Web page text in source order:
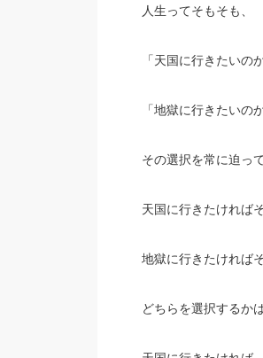
人生ってそもそも、
「天国に行きたいの
「地獄に行きたいの
その選択を常に迫っ
天国に行きたければ
地獄に行きたければ
どちらを選択するか